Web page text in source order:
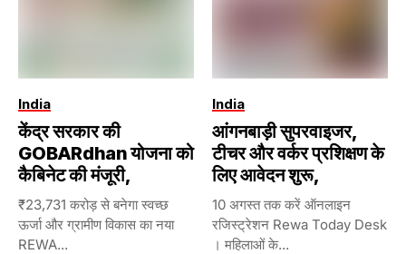
India
केंद्र सरकार की
GOBARdhan योजना को
कैबिनेट की मंजूरी,
₹23,731 करोड़ से बनेगा स्वच्छ
ऊर्जा और ग्रामीण विकास का नया
REWA...
India
आंगनबाड़ी सुपरवाइजर,
टीचर और वर्कर प्रशिक्षण के
लिए आवेदन शुरू,
10 अगस्त तक करें ऑनलाइन
रजिस्ट्रेशन Rewa Today Desk
। महिलाओं के...